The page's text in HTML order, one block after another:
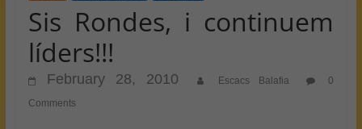
Sis Rondes, i continuem
líders!!!
February 28, 2010 Escacs Balafia
0
Comments